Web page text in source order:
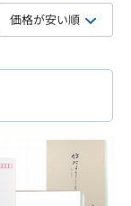
価格が安い順